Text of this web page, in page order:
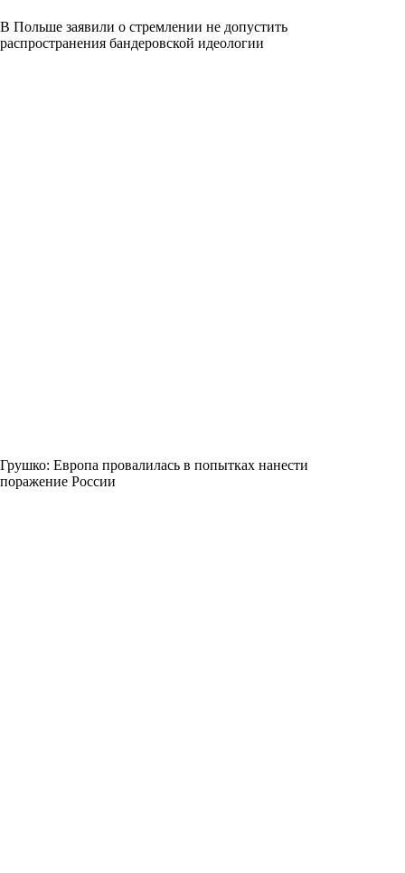
В Польше заявили о стремлении не допустить
распространения бандеровской идеологии
Грушко: Европа провалилась в попытках нанести
поражение России